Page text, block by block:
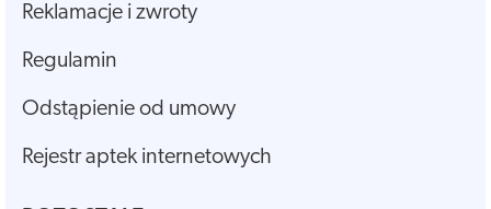
Reklamacje i zwroty
Regulamin
Odstąpienie od umowy
Rejestr aptek internetowych